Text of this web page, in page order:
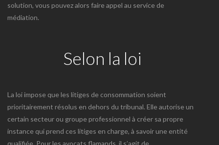
solution, vous pouvez alors faire appel au service de
médiation.
Selon la loi
La loi impose que les litiges de consommation soient
prioritairement résolus en dehors du tribunal. Elle autorise un
certain secteur ou groupe professionnel à créer sa propre
instance qui prend ces litiges en charge, à savoir une entité